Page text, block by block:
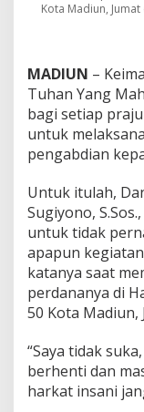
J
a
e
r
i
Kota Madiun,
MADIUN –
Tuhan Yang
bagi setiap
untuk
pengabdian
Untuk itulah,
Sugiyono,
untuk tidak
apapun
katanya saat
perdananya di
50 Kota Madiun,
“Saya tidak
berhenti dan
harkat insani